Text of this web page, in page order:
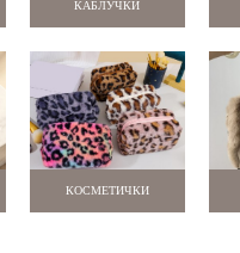
КАБЛУЧКИ
КОСМЕТИЧКИ